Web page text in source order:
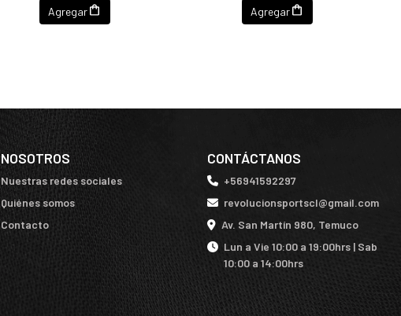
Agregar Agregar
NOSOTROS
Nuestras redes sociales
Quiénes somos
Contacto
CONTÁCTANOS
+56941592297
revolucionsportscl@gmail.com
Av. San Martín 980, Temuco
Lun a Vie 10:00 a 19:00hrs | Sab
10:00 a 14:00hrs